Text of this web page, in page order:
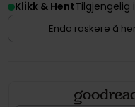
Klikk & HentTilgjengelig
Enda raskere å